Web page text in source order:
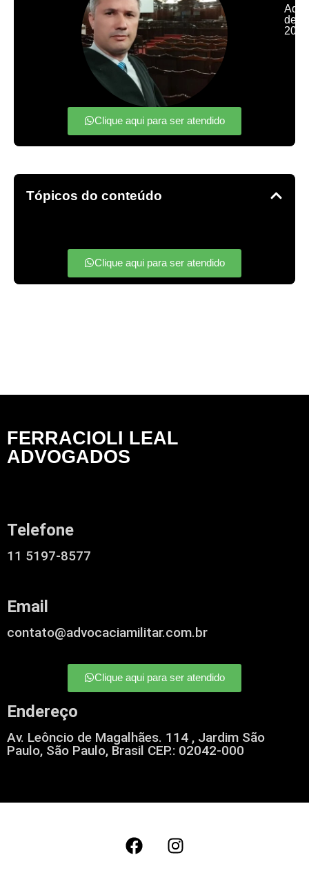
2005
Clique aqui para ser atendido
Tópicos do conteúdo
Clique aqui para ser atendido
FERRACIOLI LEAL
ADVOGADOS
Telefone
11 5197-8577
Email
contato@advocaciamilitar.com.br
Clique aqui para ser atendido
Endereço
Av. Leôncio de Magalhães. 114 , Jardim São
Paulo, São Paulo, Brasil CEP.: 02042-000